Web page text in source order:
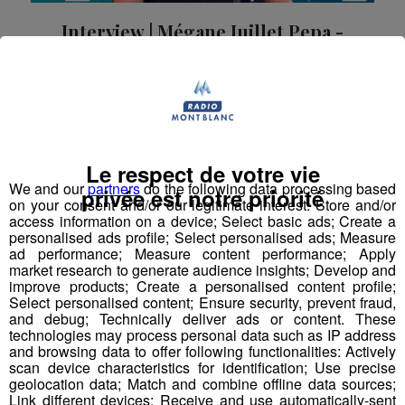
Interview | Mégane Juillet Pepa -
Mégane Juillet Pepa, chargée de l'organisation du
Festival Les Enfants d'Abord à Sallanches, était notre
invitée sur Radio Mont Blanc.
We and ourpartnersdo the following data processing based
on your consent and/or our legitimate interest: Store and/or
access information on a device; Select basic ads; Create a
personalised ads profile; Select personalised ads; Measure
ad performance; Measure content performance; Apply
market research to generate audience insights; Develop and
improve products; Create a personalised content profile;
Select personalised content; Ensure security, prevent fraud,
and debug; Technically deliver ads or content. These
technologies may process personal data such as IP address
and browsing data to offer following functionalities: Actively
scan device characteristics for identification; Use precise
geolocation data; Match and combine offline data sources;
Link different devices; Receive and use automatically-sent
Le respect de votre vie
privée est notre priorité